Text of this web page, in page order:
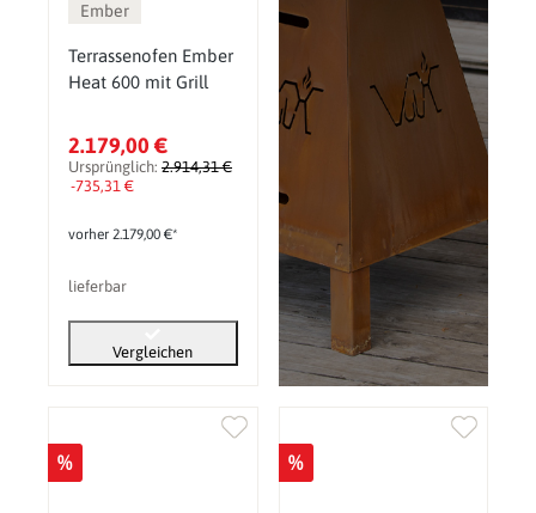
Ember
Terrassenofen Ember
Heat 600 mit Grill
2.179,00 €
Ursprünglich: 2.914,31 €
-735,31 €
vorher 2.179,00 €*
lieferbar
Vergleichen
% %